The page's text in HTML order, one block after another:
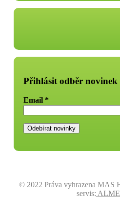
Přihlásit odběr novinek
Email *
© 2022 Práva vyhrazena MAS
servis: